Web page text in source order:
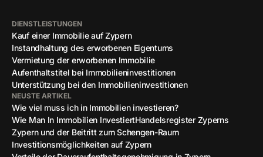
DIENSTLEISTUNGEN
Kauf einer Immobilie auf Zypern
Instandhaltung des erworbenen Eigentums
Vermietung der erworbenen Immobilie
Aufenthaltstitel bei Immobilieninvestitionen
Unterstützung bei den Immobilieninvestitionen
NEUSTE ARTIKEL
Wie viel muss ich in Immobilien investieren?
Wie Man In Immobilien InvestiertHandelsregister Zyperns
Zypern und der Beitritt zum Schengen-Raum
Investitionsmöglichkeiten auf Zypern